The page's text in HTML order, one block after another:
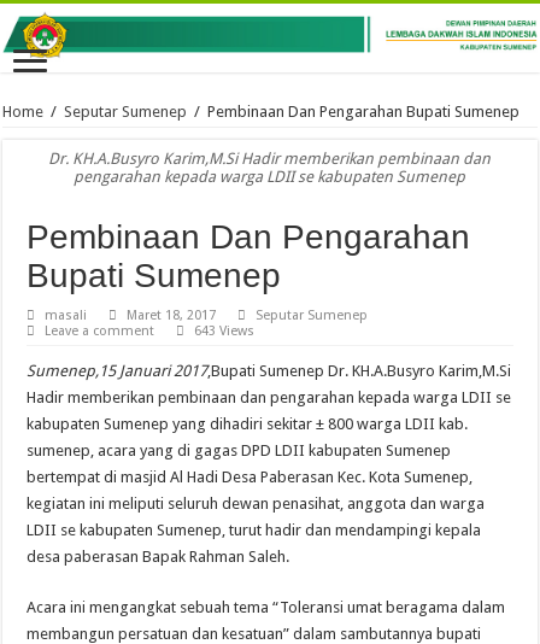
Home / Seputar Sumenep / Pembinaan Dan Pengarahan Bupati Sumenep
Dr. KH.A.Busyro Karim,M.Si Hadir memberikan pembinaan dan
pengarahan kepada warga LDII se kabupaten Sumenep
Pembinaan Dan Pengarahan
Bupati Sumenep
masali Maret 18, 2017
Seputar Sumenep
Leave a comment
643 Views
Sumenep,15 Januari 2017,Bupati Sumenep Dr. KH.A.Busyro Karim,M.Si
Hadir memberikan pembinaan dan pengarahan kepada warga LDII se
kabupaten Sumenep yang dihadiri sekitar ± 800 warga LDII kab.
sumenep, acara yang di gagas DPD LDII kabupaten Sumenep
bertempat di masjid Al Hadi Desa Paberasan Kec. Kota Sumenep,
kegiatan ini meliputi seluruh dewan penasihat, anggota dan warga
LDII se kabupaten Sumenep, turut hadir dan mendampingi kepala
desa paberasan Bapak Rahman Saleh.
Acara ini mengangkat sebuah tema “Toleransi umat beragama dalam
membangun persatuan dan kesatuan” dalam sambutannya bupati